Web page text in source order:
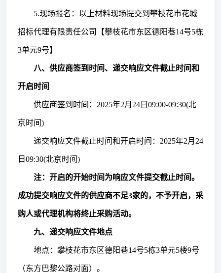
5.现场报名：以上材料现场提交到攀枝花市花城
招标代理有限责任公司【攀枝花市东区德阳巷14号5栋
3单元9号】
八、供应商签到时间、递交响应文件截止时间和
开启时间
供应商签到时间： 2025年2月 24 日 09:00-09:30(北
京时间)
递交响应文件截止时间和开启时间： 2025年2月 24
日 09:30(北京时间)
注：开启的开始时间为响应文件提交截止时间。
成功提交响应文件的供应商不足3家的，不予开启，采
购人或代理机构将终止采购活动。
九、递交响应文件地点
地点：攀枝花市东区德阳巷14号5栋3单元5楼9号
（东方巴黎公路对面）。